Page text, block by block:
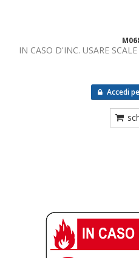
IN CASO D'INC. USARE
Accedi